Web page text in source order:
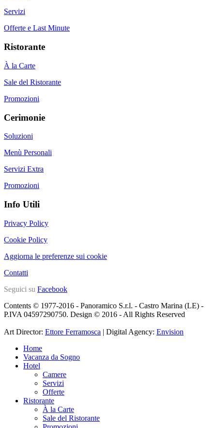
Servizi
Offerte e Last Minute
Ristorante
À la Carte
Sale del Ristorante
Promozioni
Cerimonie
Soluzioni
Menù Personali
Servizi Extra
Promozioni
Info Utili
Privacy Policy
Cookie Policy
Aggiorna le preferenze sui cookie
Contatti
Seguici su Facebook
Contents © 1977-2016 - Panoramico S.r.l. - Castro Marina (LE) -
P.IVA 04597290750. Design © 2016 - All Rights Reserved
Art Director: Ettore Ferramosca | Digital Agency: Envision
Home
Vacanza da Sogno
Hotel
Camere
Servizi
Offerte
Ristorante
À la Carte
Sale del Ristorante